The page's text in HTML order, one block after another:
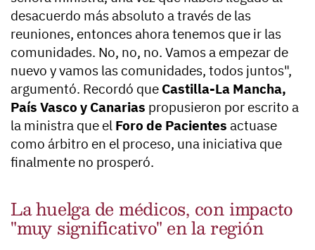
desacuerdo más absoluto a través de las
reuniones, entonces ahora tenemos que ir las
comunidades. No, no, no. Vamos a empezar de
nuevo y vamos las comunidades, todos juntos",
argumentó. Recordó que Castilla-La Mancha,
País Vasco y Canarias propusieron por escrito a
la ministra que el Foro de Pacientes actuase
como árbitro en el proceso, una iniciativa que
finalmente no prosperó.
La huelga de médicos, con impacto
"muy significativo" en la región